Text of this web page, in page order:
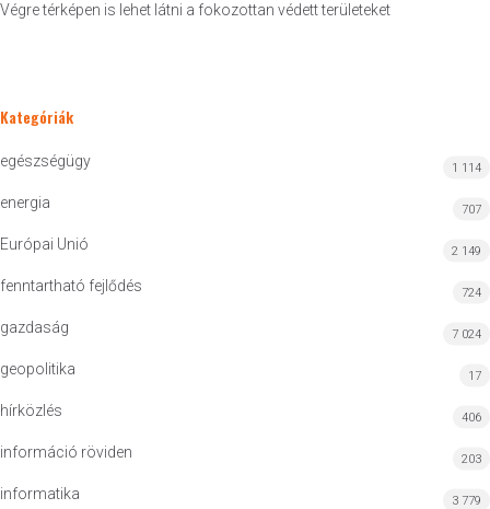
Végre térképen is lehet látni a fokozottan védett területeket
Kategóriák
egészségügy 1 114
energia 707
Európai Unió 2 149
fenntartható fejlődés 724
gazdaság 7 024
geopolitika 17
hírközlés 406
információ röviden 203
informatika 3 779